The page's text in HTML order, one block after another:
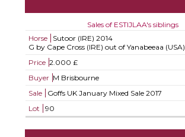
Sales of ESTIJLAA's siblings
Horse
Sutoor (IRE) 2014
G by Cape Cross (IRE) out of Yanabeeaa (USA)
Price 2.000 £
Buyer M Brisbourne
Sale
Goffs UK January Mixed Sale 2017
Lot
90